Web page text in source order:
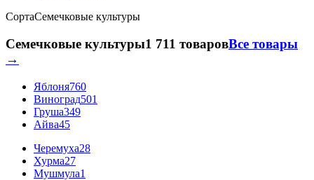
СортаСемечковые культуры
Семечковые культуры1 711 товаровВсе товары
→
Яблоня760
Виноград501
Груша349
Айва45
Черемуха28
Хурма27
Мушмула1